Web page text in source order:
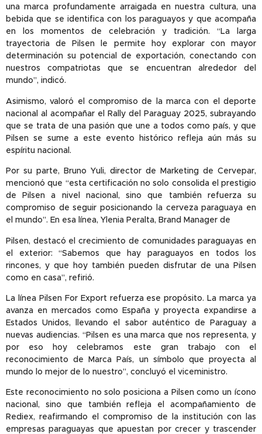
una marca profundamente arraigada en nuestra cultura, una
bebida que se identifica con los paraguayos y que acompaña
en los momentos de celebración y tradición. “La larga
trayectoria de Pilsen le permite hoy explorar con mayor
determinación su potencial de exportación, conectando con
nuestros compatriotas que se encuentran alrededor del
mundo”, indicó.
Asimismo, valoró el compromiso de la marca con el deporte
nacional al acompañar el Rally del Paraguay 2025, subrayando
que se trata de una pasión que une a todos como país, y que
Pilsen se sume a este evento histórico refleja aún más su
espíritu nacional.
Por su parte, Bruno Yuli, director de Marketing de Cervepar,
mencionó que “esta certificación no solo consolida el prestigio
de Pilsen a nivel nacional, sino que también refuerza su
compromiso de seguir posicionando la cerveza paraguaya en
el mundo”. En esa línea, Ylenia Peralta, Brand Manager de
Pilsen, destacó el crecimiento de comunidades paraguayas en
el exterior: “Sabemos que hay paraguayos en todos los
rincones, y que hoy también pueden disfrutar de una Pilsen
como en casa”, refirió.
La línea Pilsen For Export refuerza ese propósito. La marca ya
avanza en mercados como España y proyecta expandirse a
Estados Unidos, llevando el sabor auténtico de Paraguay a
nuevas audiencias. “Pilsen es una marca que nos representa, y
por eso hoy celebramos este gran trabajo con el
reconocimiento de Marca País, un símbolo que proyecta al
mundo lo mejor de lo nuestro”, concluyó el viceministro.
Este reconocimiento no solo posiciona a Pilsen como un ícono
nacional, sino que también refleja el acompañamiento de
Rediex, reafirmando el compromiso de la institución con las
empresas paraguayas que apuestan por crecer y trascender